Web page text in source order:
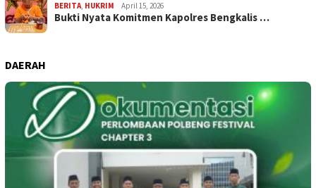
BERITA, HUKRIM April 15, 2026
Bukti Nyata Komitmen Kapolres Bengkalis …
DAERAH